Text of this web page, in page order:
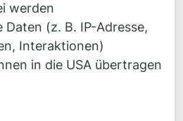
werden
(z. B. IP-Adresse,
Interaktionen)
in die USA übertragen